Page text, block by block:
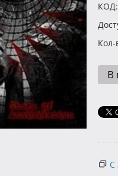
КОД:
Кол-
В
С